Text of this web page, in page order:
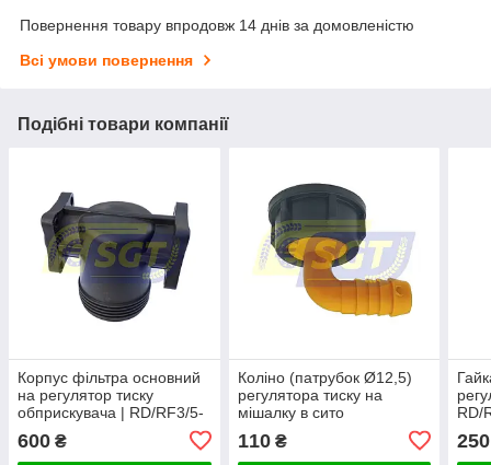
Повернення товару впродовж 14 днів за домовленістю
Всі умови повернення
Подібні товари компанії
Корпус фільтра основний
на регулятор тиску
обприскувача | RD/RF3/5-
600 ₴
Коліно (патрубок Ø12,5)
регулятора тиску на
мішалку в сито
110₴
RD/
250